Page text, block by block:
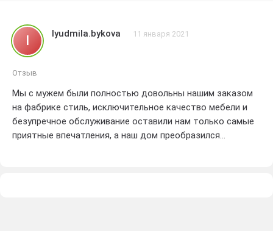
либо неприятностей, ?? я доволен своим выбором и с
увереностью могу рекомендовать фабрику стиль всем,
кто ищет качественую и стильную мебель!!! ??
l lyudmila.bykova 11 января 2021
Отзыв
Мы с мужем были полностью довольны нашим заказом
на фабрике стиль, исключительное качество мебели и
безупречное обслуживание оставили нам только самые
приятные впечатления, а наш дом преобразился